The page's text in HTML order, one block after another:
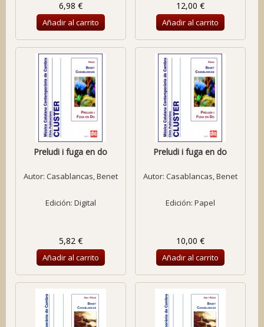
6,98 €
Añadir al carrito
12,00 €
Añadir al carrito
Preludi i fuga en do
Autor: Casablancas, Benet
Edición: Digital
5,82 €
Añadir al carrito
Preludi i fuga en do
Autor: Casablancas, Benet
Edición: Papel
10,00 €
Añadir al carrito